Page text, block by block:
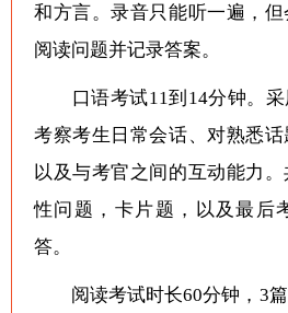
和方言。录音只能听一遍，
阅读问题并记录答案。
口语考试11到14分钟。采
考察考生日常会话、对熟悉
以及与考官之间的互动能力
性问题，卡片题，以及最后
答。
阅读考试时长60分钟，3篇